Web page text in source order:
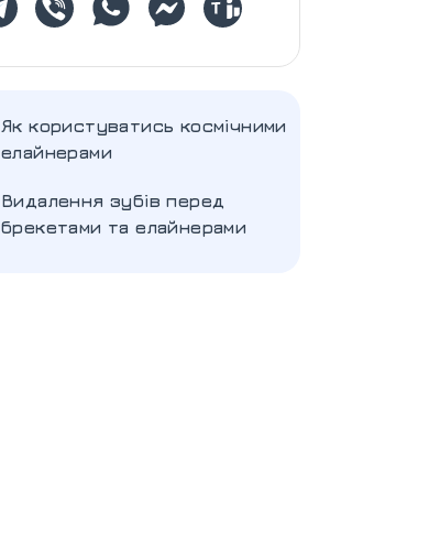
Як користуватись космічними
елайнерами
Видалення зубів перед
брекетами та елайнерами